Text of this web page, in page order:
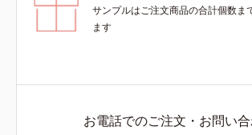
サンプルはご注文商品の合計個数ま
ます
お電話でのご注文・お問い